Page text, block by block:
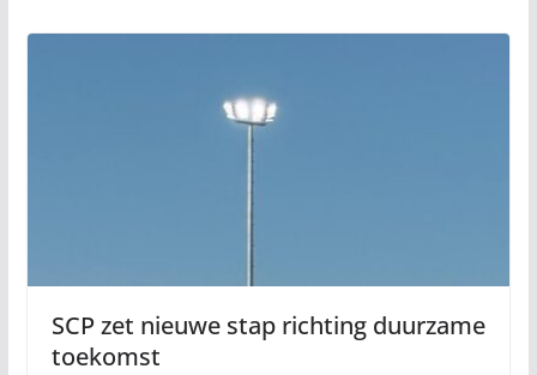
SCP zet nieuwe stap richting duurzame
toekomst